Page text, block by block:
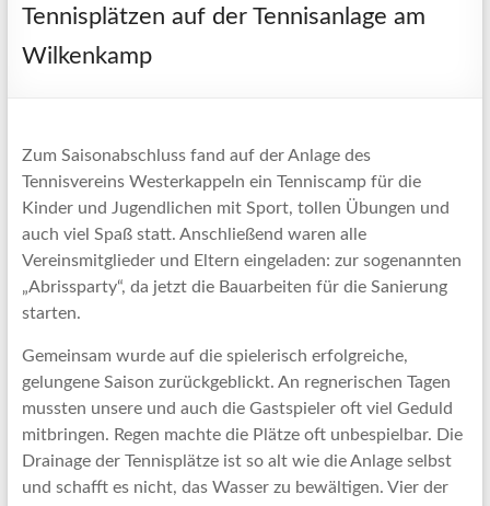
Tennisplätzen auf der Tennisanlage am
Wilkenkamp
Zum Saisonabschluss fand auf der Anlage des
Tennisvereins Westerkappeln ein Tenniscamp für die
Kinder und Jugendlichen mit Sport, tollen Übungen und
auch viel Spaß statt. Anschließend waren alle
Vereinsmitglieder und Eltern eingeladen: zur sogenannten
„Abrissparty“, da jetzt die Bauarbeiten für die Sanierung
starten.
Gemeinsam wurde auf die spielerisch erfolgreiche,
gelungene Saison zurückgeblickt. An regnerischen Tagen
mussten unsere und auch die Gastspieler oft viel Geduld
mitbringen. Regen machte die Plätze oft unbespielbar. Die
Drainage der Tennisplätze ist so alt wie die Anlage selbst
und schafft es nicht, das Wasser zu bewältigen. Vier der